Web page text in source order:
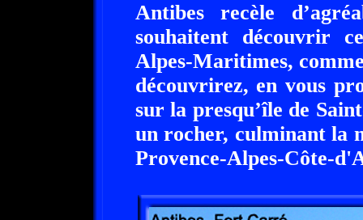
Antibes recèle
souhaitent découvrir
Alpes-Maritimes,
découvrirez, en vous
sur la presqu’île de
un rocher, culminant la
Provence-Alpes-Côte-